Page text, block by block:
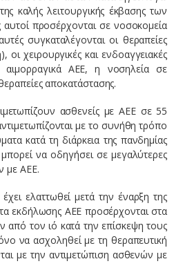
καλής λειτουργικής έκβασης των
προσέρχονται σε νοσοκομεία
συγκαταλέγονται οι θεραπείες
χειρουργικές και ενδοαγγειακές
αιμορραγικά ΑΕΕ, η νοσηλεία σε
αποκατάστασης.
ασθενείς με ΑΕΕ σε 55
με το συνήθη τρόπο
κατά τη διάρκεια της πανδημίας
να οδηγήσει σε μεγαλύτερες
με ΑΕΕ.
ελαττωθεί μετά την έναρξη της
εκδήλωσης ΑΕΕ προσέρχονται στα
από τον ιό κατά την επίσκεψη τους
να ασχοληθεί με τη θεραπευτική
με την αντιμετώπιση ασθενών με